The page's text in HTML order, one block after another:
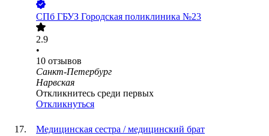
СПб ГБУЗ Городская поликлиника №23
2.9
•
10 отзывов
Санкт-Петербург
Нарвская
Откликнитесь среди первых
Откликнуться
Медицинская сестра / медицинский брат